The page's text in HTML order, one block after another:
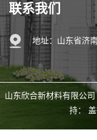
联系我们
地址：山东省济
山东欣合新材料有限公司
持：